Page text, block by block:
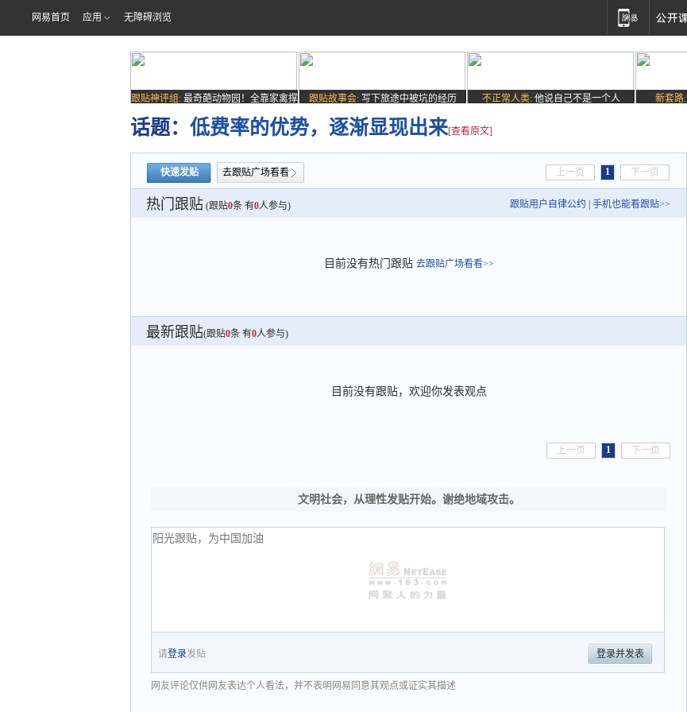
网易首页 应用 无障碍浏览
跟贴神评组: 最奇葩动物园！全靠家禽撑
场子
跟贴故事会: 写下旅途中被坑的经历 不正常人类: 他说自己不是一个人 新套路:
话题： 低费率的优势，逐渐显现出来[查看原文]
快速发贴 去跟贴广场看看 上一页 1 下一页
热门跟贴 (跟贴0条 有0人参与) 跟贴用户自律公约 手机也能看跟贴>>
目前没有热门跟贴 去跟贴广场看看>>
最新跟贴(跟贴0条 有0人参与)
目前没有跟贴，欢迎你发表观点
上一页 1 下一页
文明社会，从理性发贴开始。谢绝地域攻击。
请登录发贴 登录并发表
网友评论仅供网友表达个人看法，并不表明网易同意其观点或证实其描述